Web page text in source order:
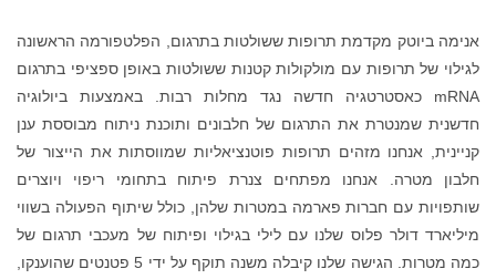
אנימה ביוטק מקדמת תרופות ששולטות בתרגום, הפלטפורמה הראשונה
לגילוי של תרופות עם מולקולות קטנות ששולטות באופן ספציפי בתרגום
mRNA כאסטרטגיה חדשה נגד מחלות רבות. באמצעות ביולוגיה
חדשנית שמנטרת את התרגום של חלבונים ותוכנת ניתוח מבוססת ענן
קניינית, אנחנו מזהים תרופות פוטנציאליות שמווסתות את הייצור של
חלבון מטרה. אנחנו מפתחים צנרת פיתוח בתחומי ריפוי ויוצרים
שותפויות עם חברות פארמה במטרות שלהן, כולל שיתוף הפעולה בשווי
מיליארד דולר פלוס שלנו עם לילי בגילוי ופיתוח של מעכבי תרגום של
כמה מטרות. הגישה שלנו קיבלה משנה תוקף על ידי 5 פטנטים שהוענקו,